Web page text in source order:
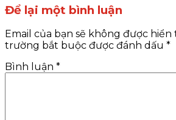
Để lại một bình luận
Email của bạn sẽ không được hiển
trường bắt buộc được đánh dấu *
Bình luận *